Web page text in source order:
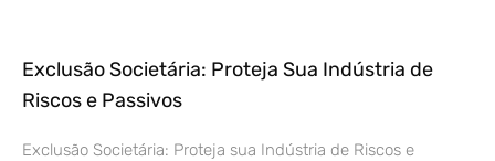
Exclusão Societária: Proteja Sua Indústria de
Riscos e Passivos
Exclusão Societária: Proteja sua Indústria de Riscos e